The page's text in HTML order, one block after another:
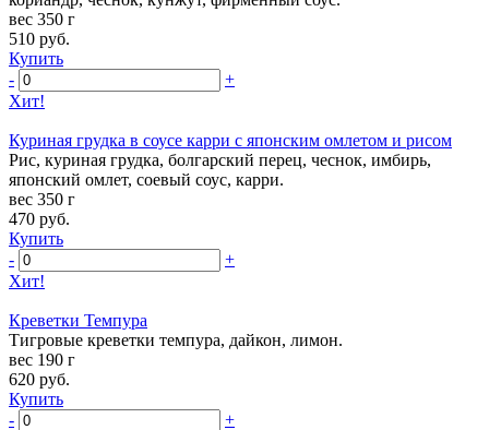
вес 350 г
510 руб.
Купить
-
+
Хит!
Куриная грудка в соусе карри с японским омлетом и рисом
Рис, куриная грудка, болгарский перец, чеснок, имбирь,
японский омлет, соевый соус, карри.
вес 350 г
470 руб.
Купить
-
+
Хит!
Креветки Темпура
Тигровые креветки темпура, дайкон, лимон.
вес 190 г
620 руб.
Купить
-
+